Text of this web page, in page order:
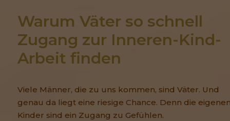
Warum Väter so schnell
Zugang zur Inneren-Kind-
Arbeit finden
Viele Männer, die zu uns kommen, sind Väter. Und
genau da liegt eine riesige Chance. Denn die
Kinder sind ein Zugang zu Gefühlen.